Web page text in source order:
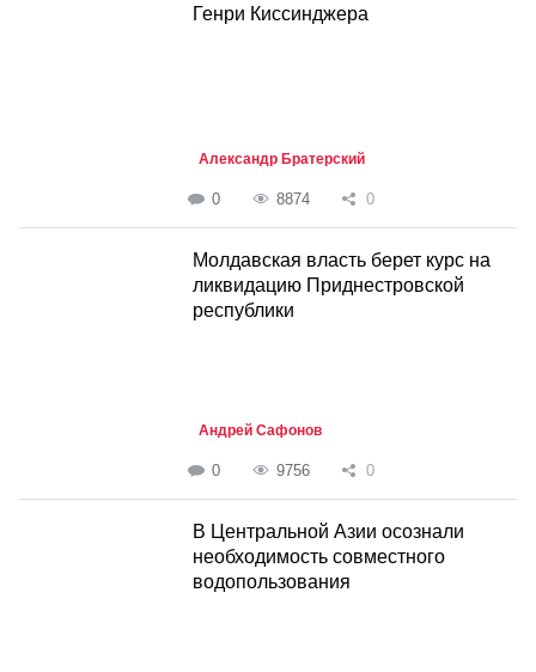
Генри Киссинджера
Александр Братерский
0 8874 0
Молдавская власть берет курс на
ликвидацию Приднестровской
республики
Андрей Сафонов
0 9756 0
В Центральной Азии осознали
необходимость совместного
водопользования